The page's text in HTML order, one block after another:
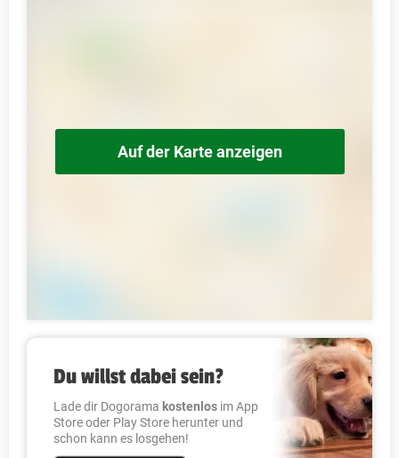
Auf der Karte anzeigen
Du willst dabei sein?
Lade dir Dogorama kostenlos im App
Store oder Play Store herunter und
schon kann es losgehen!